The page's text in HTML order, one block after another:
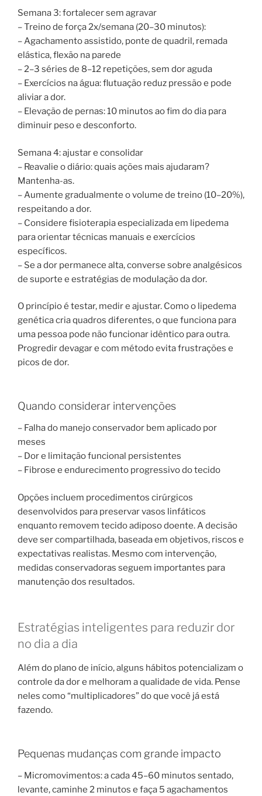
Semana 3: fortalecer sem agravar
– Treino de força 2x/semana (20–30 minutos):
– Agachamento assistido, ponte de quadril, remada
elástica, flexão na parede
– 2–3 séries de 8–12 repetições, sem dor aguda
– Exercícios na água: flutuação reduz pressão e pode
aliviar a dor.
– Elevação de pernas: 10 minutos ao fim do dia para
diminuir peso e desconforto.
Semana 4: ajustar e consolidar
– Reavalie o diário: quais ações mais ajudaram?
Mantenha-as.
– Aumente gradualmente o volume de treino (10–20%),
respeitando a dor.
– Considere fisioterapia especializada em lipedema
para orientar técnicas manuais e exercícios
específicos.
– Se a dor permanece alta, converse sobre analgésicos
de suporte e estratégias de modulação da dor.
O princípio é testar, medir e ajustar. Como o lipedema
genética cria quadros diferentes, o que funciona para
uma pessoa pode não funcionar idêntico para outra.
Progredir devagar e com método evita frustrações e
picos de dor.
Quando considerar intervenções
– Falha do manejo conservador bem aplicado por
meses
– Dor e limitação funcional persistentes
– Fibrose e endurecimento progressivo do tecido
Opções incluem procedimentos cirúrgicos
desenvolvidos para preservar vasos linfáticos
enquanto removem tecido adiposo doente. A decisão
deve ser compartilhada, baseada em objetivos, riscos e
expectativas realistas. Mesmo com intervenção,
medidas conservadoras seguem importantes para
manutenção dos resultados.
Estratégias inteligentes para reduzir dor
no dia a dia
Além do plano de início, alguns hábitos potencializam o
controle da dor e melhoram a qualidade de vida. Pense
neles como “multiplicadores” do que você já está
fazendo.
Pequenas mudanças com grande impacto
– Micromovimentos: a cada 45–60 minutos sentado,
levante, caminhe 2 minutos e faça 5 agachamentos